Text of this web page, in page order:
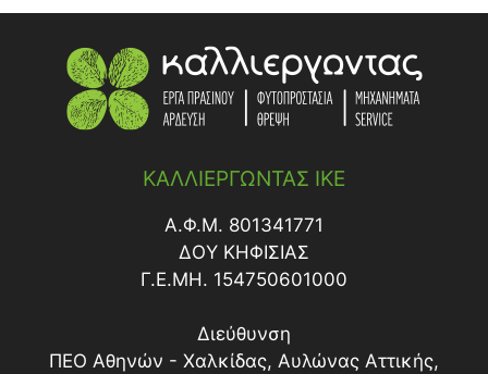
ΚΑΛΛΙΕΡΓΩΝΤΑΣ ΙΚΕ
Α.Φ.Μ. 801341771
ΔΟY ΚΗΦΙΣΙΑΣ
Γ.Ε.ΜΗ. 154750601000
Διεύθυνση
ΠΕΟ Αθηνών - Χαλκίδας, Αυλώνας Αττικής,